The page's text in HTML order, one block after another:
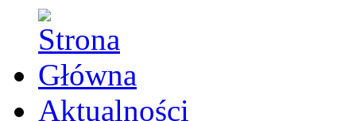
Aktualności